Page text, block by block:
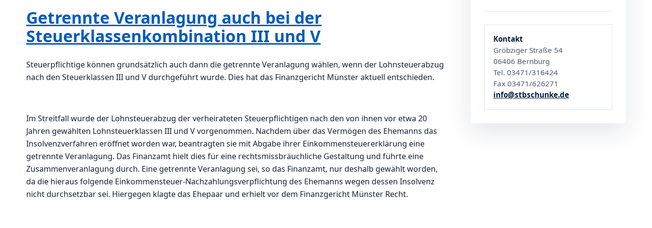
Getrennte Veranlagung auch bei der
Steuerklassenkombination III und V
Steuerpflichtige können grundsätzlich auch dann die getrennte Veranlagung wählen, wenn der Lohnsteuerabzug
nach den Steuerklassen III und V durchgeführt wurde. Dies hat das Finanzgericht Münster aktuell entschieden.
Im Streitfall wurde der Lohnsteuerabzug der verheirateten Steuerpflichtigen nach den von ihnen vor etwa 20
Jahren gewählten Lohnsteuerklassen III und V vorgenommen. Nachdem über das Vermögen des Ehemanns das
Insolvenzverfahren eröffnet worden war, beantragten sie mit Abgabe ihrer Einkommensteuererklärung eine
getrennte Veranlagung. Das Finanzamt hielt dies für eine rechtsmissbräuchliche Gestaltung und führte eine
Zusammenveranlagung durch. Eine getrennte Veranlagung sei, so das Finanzamt, nur deshalb gewählt worden,
da die hieraus folgende Einkommensteuer-Nachzahlungsverpflichtung des Ehemanns wegen dessen Insolvenz
nicht durchsetzbar sei. Hiergegen klagte das Ehepaar und erhielt vor dem Finanzgericht Münster Recht.
Kontakt
Gröbziger Straße 54
06406 Bernburg
Tel. 03471/316424
Fax 03471/626271
info@stbschunke.de